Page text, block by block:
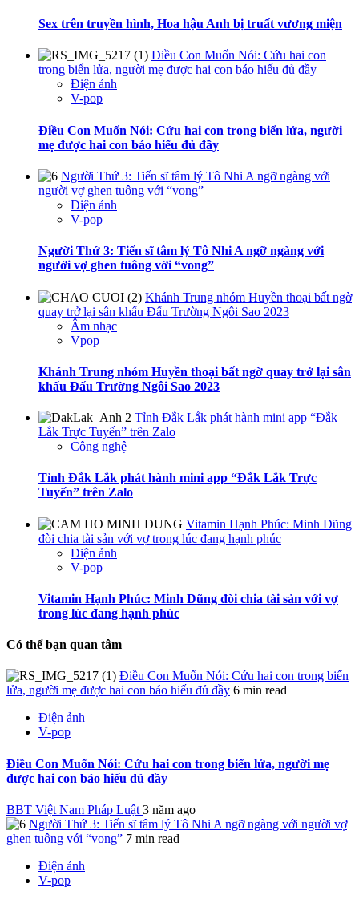
Sex trên truyền hình, Hoa hậu Anh bị truất vương miện
Điều Con Muốn Nói: Cứu hai con
trong biển lửa, người mẹ được hai con báo hiếu đủ đầy
Điện ảnh
V-pop
Điều Con Muốn Nói: Cứu hai con trong biển lửa, người
mẹ được hai con báo hiếu đủ đầy
Người Thứ 3: Tiến sĩ tâm lý Tô Nhi A ngỡ ngàng với
người vợ ghen tuông với “vong”
Điện ảnh
V-pop
Người Thứ 3: Tiến sĩ tâm lý Tô Nhi A ngỡ ngàng với
người vợ ghen tuông với “vong”
Khánh Trung nhóm Huyền thoại bất ngờ
quay trở lại sân khấu Đấu Trường Ngôi Sao 2023
Âm nhạc
Vpop
Khánh Trung nhóm Huyền thoại bất ngờ quay trở lại sân
khấu Đấu Trường Ngôi Sao 2023
Tỉnh Đắk Lắk phát hành mini app “Đắk
Lắk Trực Tuyến” trên Zalo
Công nghệ
Tỉnh Đắk Lắk phát hành mini app “Đắk Lắk Trực
Tuyến” trên Zalo
Vitamin Hạnh Phúc: Minh Dũng
đòi chia tài sản với vợ trong lúc đang hạnh phúc
Điện ảnh
V-pop
Vitamin Hạnh Phúc: Minh Dũng đòi chia tài sản với vợ
trong lúc đang hạnh phúc
Có thể bạn quan tâm
Điều Con Muốn Nói: Cứu hai con trong biển
lửa, người mẹ được hai con báo hiếu đủ đầy 6 min read
Điện ảnh
V-pop
Điều Con Muốn Nói: Cứu hai con trong biển lửa, người mẹ
được hai con báo hiếu đủ đầy
BBT Việt Nam Pháp Luật 3 năm ago
Người Thứ 3: Tiến sĩ tâm lý Tô Nhi A ngỡ ngàng với người vợ
ghen tuông với “vong” 7 min read
Điện ảnh
V-pop